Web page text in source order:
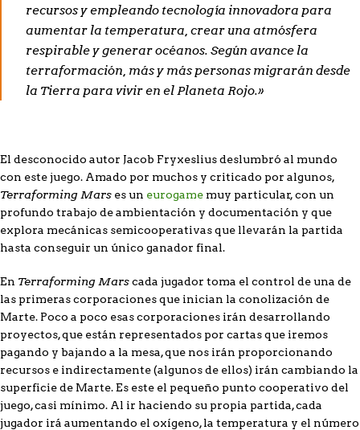
recursos y empleando tecnología innovadora para
aumentar la temperatura, crear una atmósfera
respirable y generar océanos. Según avance la
terraformación, más y más personas migrarán desde
la Tierra para vivir en el Planeta Rojo.»
El desconocido autor Jacob Fryxeslius deslumbró al mundo
con este juego. Amado por muchos y criticado por algunos,
Terraforming Mars es un eurogame muy particular, con un
profundo trabajo de ambientación y documentación y que
explora mecánicas semicooperativas que llevarán la partida
hasta conseguir un único ganador final.
En Terraforming Marscada jugador toma el control de una de
las primeras corporaciones que inician la conolización de
Marte. Poco a poco esas corporaciones irán desarrollando
proyectos, que están representados por cartas que iremos
pagando y bajando a la mesa, que nos irán proporcionando
recursos e indirectamente (algunos de ellos) irán cambiando la
superficie de Marte. Es este el pequeño punto cooperativo del
juego, casi mínimo. Al ir haciendo su propia partida, cada
jugador irá aumentando el oxígeno, la temperatura y el número